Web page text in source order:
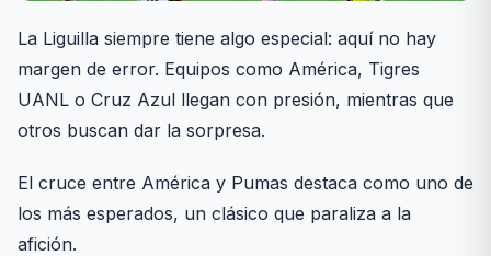
La Liguilla siempre tiene algo especial: aquí no hay
margen de error. Equipos como América, Tigres
UANL o Cruz Azul llegan con presión, mientras que
otros buscan dar la sorpresa.
El cruce entre América y Pumas destaca como uno de
los más esperados, un clásico que paraliza a la
afición.